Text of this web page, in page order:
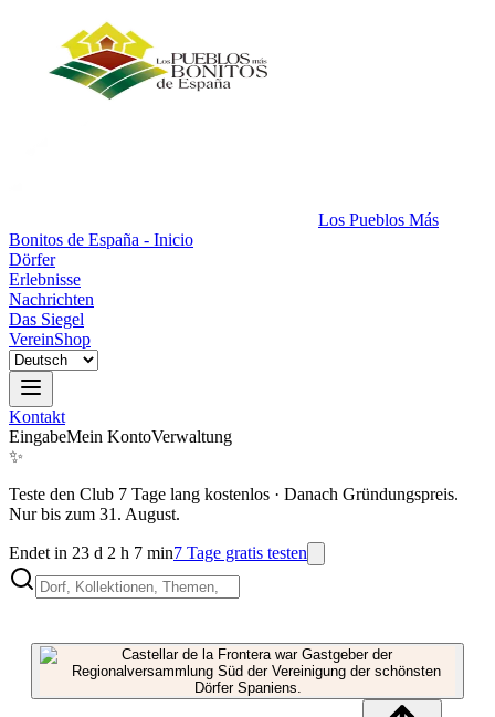
Los Pueblos Más
Bonitos de España - Inicio
Dörfer
Erlebnisse
Nachrichten
Das Siegel
VereinShop
Kontakt
EingabeMein KontoVerwaltung
✨
Teste den Club 7 Tage lang kostenlos · Danach Gründungspreis.
Nur bis zum 31. August.
Endet in 23 d 2 h 7 min7 Tage gratis testen